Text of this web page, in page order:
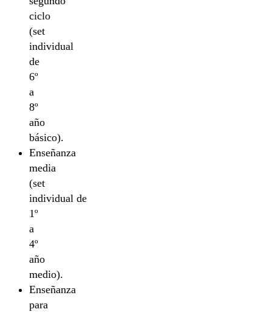
ciclo
(set
individual
de
6º
a
8º
año
básico).
Enseñanza
media
(set
individual de
1º
a
4º
año
medio).
Enseñanza
para